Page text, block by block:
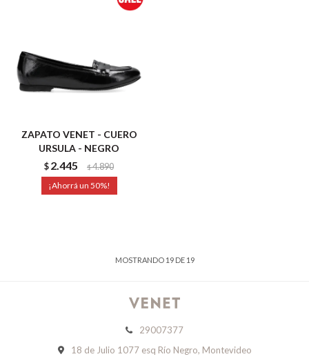
ZAPATO VENET - CUERO
URSULA - NEGRO
$2.445 $4.890
50
MOSTRANDO 19DE 19
29007377
18 de Julio 1077 esq Río Negro, Montevideo